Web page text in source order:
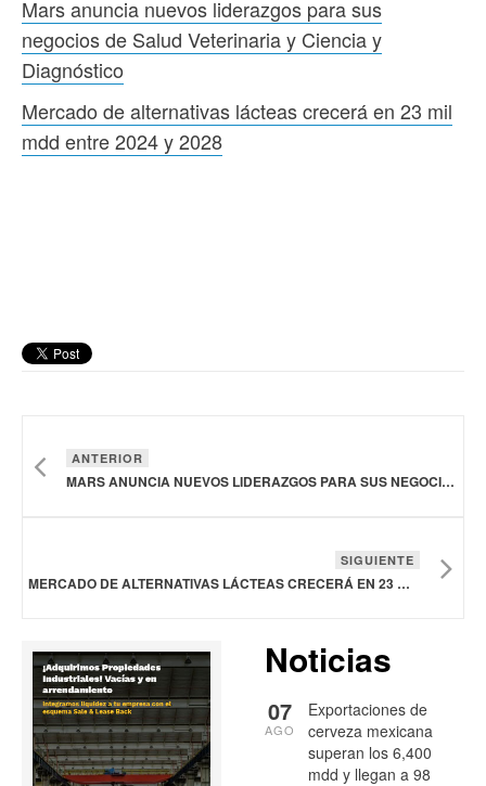
Mars anuncia nuevos liderazgos para sus
negocios de Salud Veterinaria y Ciencia y
Diagnóstico
Mercado de alternativas lácteas crecerá en 23 mil
mdd entre 2024 y 2028
ANTERIOR
MARS ANUNCIA NUEVOS LIDERAZGOS PARA SUS NEGOCIOS DE SALUD VETERINARIA Y CIENCIA Y DIAGNÓSTICO
SIGUIENTE
MERCADO DE ALTERNATIVAS LÁCTEAS CRECERÁ EN 23 MIL MDD ENTRE 2024 Y 2028
Noticias
Exportaciones de
cerveza mexicana
superan los 6,400
mdd y llegan a 98
07
AGO